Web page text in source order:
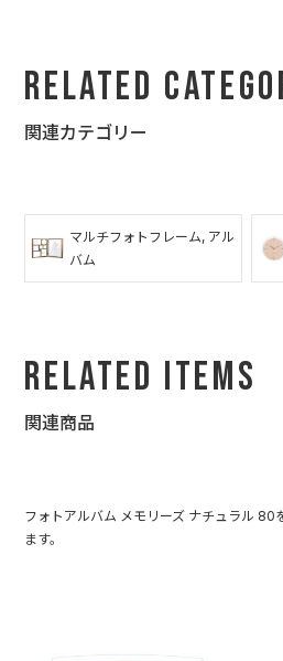
Related
関連カテゴリー
マルチフォトフレーム, アル
バム
Related Items
関連商品
フォトアルバム メモリーズ ナチュラル 80
ます。